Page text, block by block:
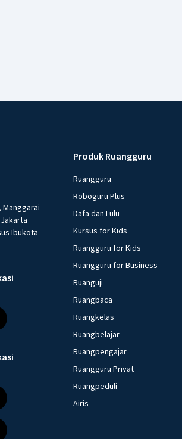
Manggarai
Ibukota
Produk Ruangguru
Ruangguru
Roboguru Plus
Dafa dan Lulu
Kursus for Kids
Ruangguru for Kids
Ruangguru for Business
Ruanguji
Ruangbaca
Ruangkelas
Ruangbelajar
Ruangpengajar
Ruangguru Privat
Ruangpeduli
Airis